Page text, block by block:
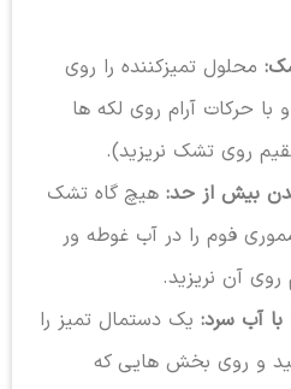
محلول تمیزکننده را روی
حرکات آرام روی لکه ها
روی تشک نریزید).
بیش از حد:هیچ گاه تشک
فوم را در آب غوطه ور
آن نریزید.
آب سرد:یک دستمال تمیز را
و روی بخش هایی که